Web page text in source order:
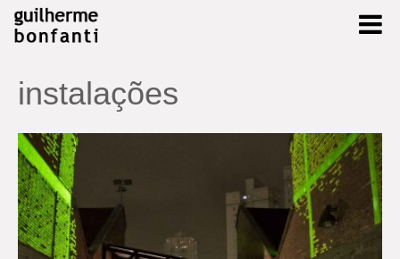
instalações